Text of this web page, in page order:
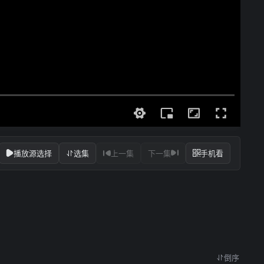
播放源选择 选集 上一集 下一集 手机看
倒序